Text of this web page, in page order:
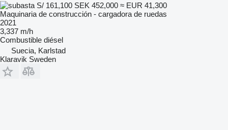
S/ 161,100 SEK 452,000 ≈ EUR 41,300
Maquinaria de construcción - cargadora de ruedas
2021
3,337 m/h
Combustible diésel
Suecia, Karlstad
Klaravik Sweden